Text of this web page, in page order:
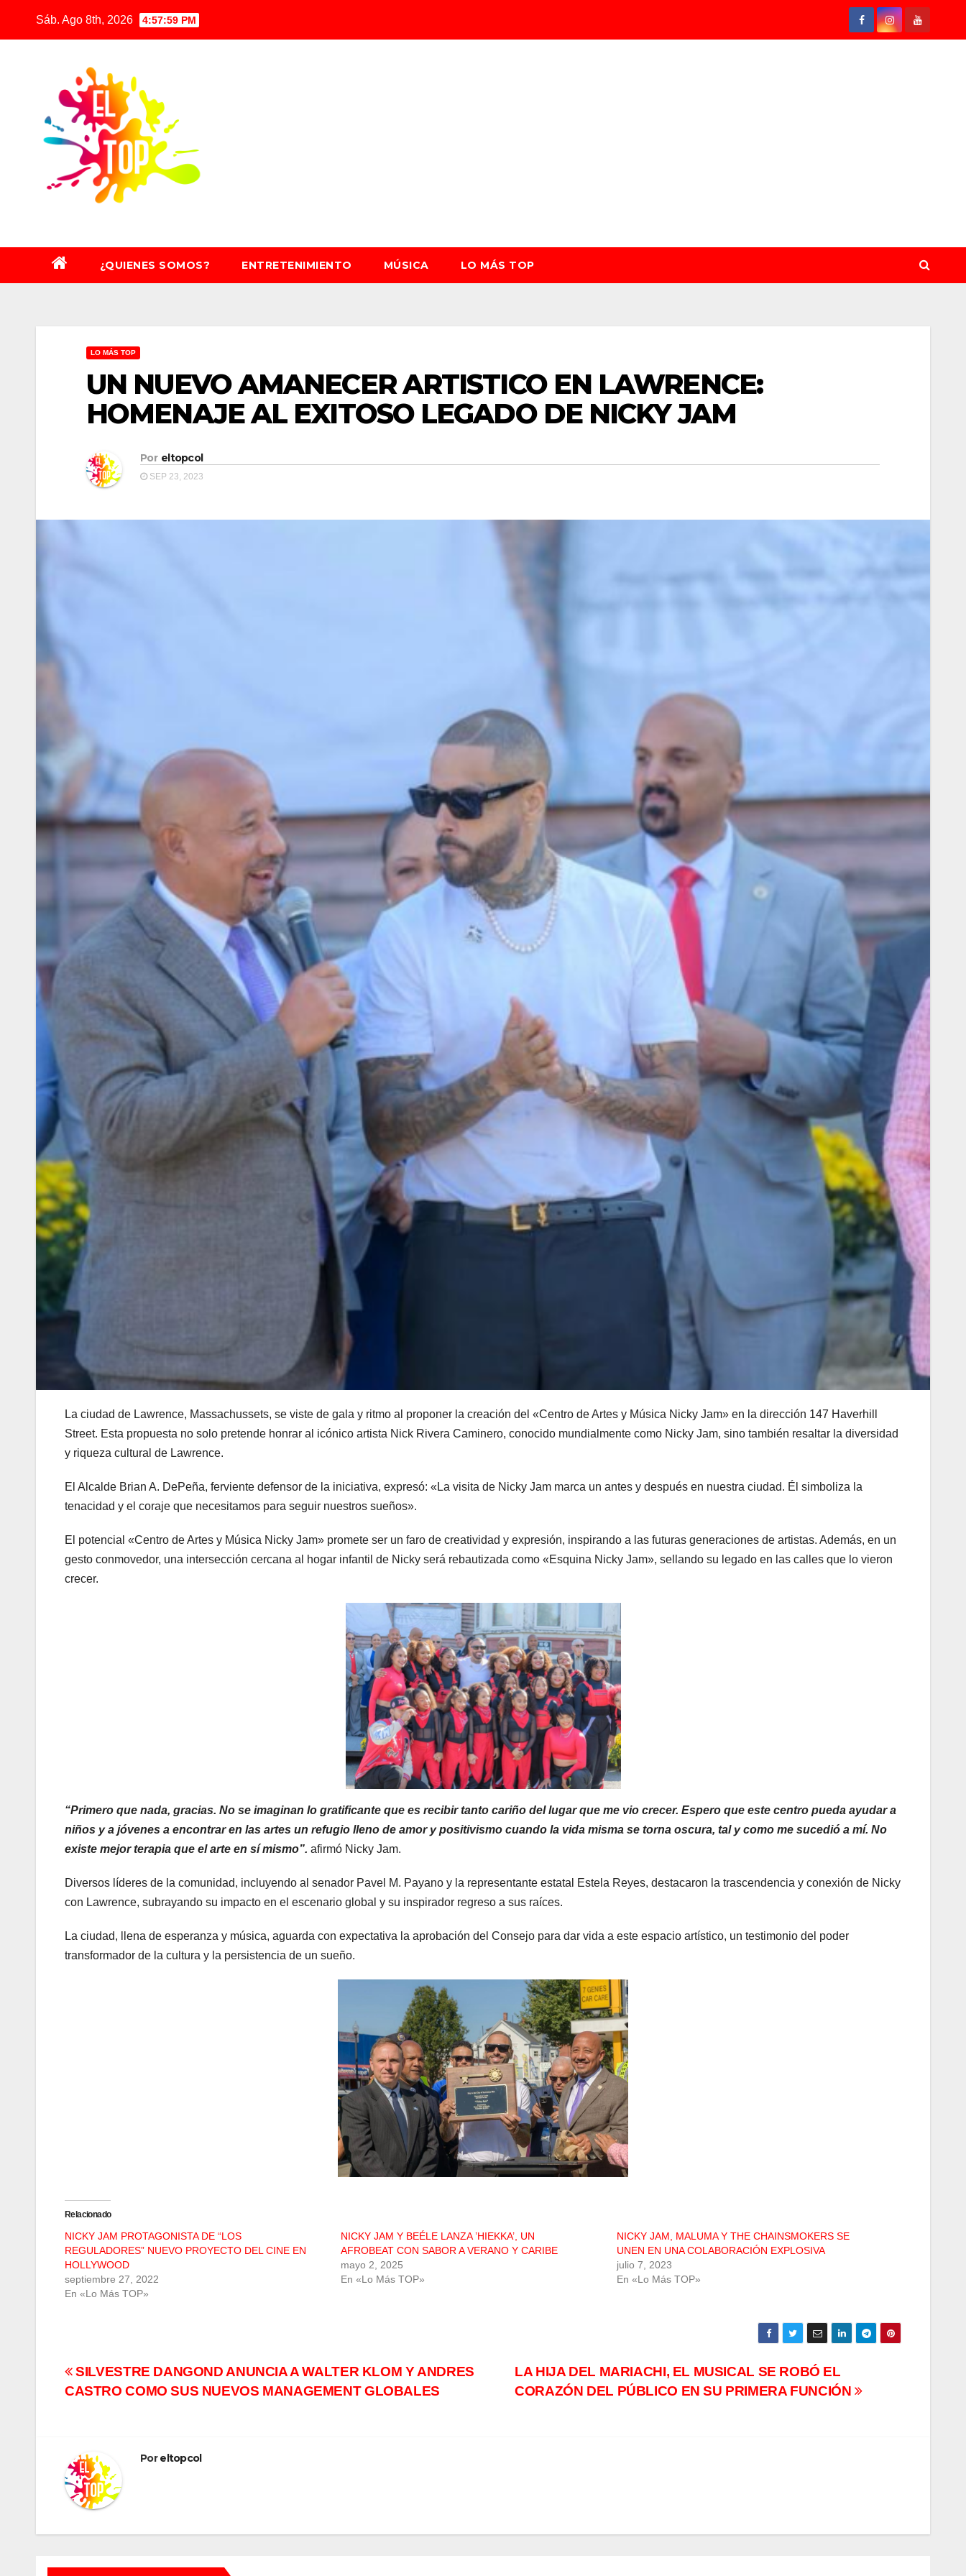
Sáb. Ago 8th, 2026 4:58:00 PM
¿QUIENES SOMOS? ENTRETENIMIENTO MÚSICA LO MÁS TOP
LO MÁS TOP
UN NUEVO AMANECER ARTISTICO EN LAWRENCE:
HOMENAJE AL EXITOSO LEGADO DE NICKY JAM
Por eltopcol
SEP 23, 2023
La ciudad de Lawrence, Massachussets, se viste de gala y ritmo al proponer la creación del «Centro de Artes y Música Nicky Jam» en la dirección 147 Haverhill
Street. Esta propuesta no solo pretende honrar al icónico artista Nick Rivera Caminero, conocido mundialmente como Nicky Jam, sino también resaltar la diversidad
y riqueza cultural de Lawrence.
El Alcalde Brian A. DePeña, ferviente defensor de la iniciativa, expresó: «La visita de Nicky Jam marca un antes y después en nuestra ciudad. Él simboliza la
tenacidad y el coraje que necesitamos para seguir nuestros sueños».
El potencial «Centro de Artes y Música Nicky Jam» promete ser un faro de creatividad y expresión, inspirando a las futuras generaciones de artistas. Además, en un
gesto conmovedor, una intersección cercana al hogar infantil de Nicky será rebautizada como «Esquina Nicky Jam», sellando su legado en las calles que lo vieron
crecer.
“Primero que nada, gracias. No se imaginan lo gratificante que es recibir tanto cariño del lugar que me vio crecer. Espero que este centro pueda ayudar a
niños y a jóvenes a encontrar en las artes un refugio lleno de amor y positivismo cuando la vida misma se torna oscura, tal y como me sucedió a mí. No
existe mejor terapia que el arte en sí mismo”. afirmó Nicky Jam.
Diversos líderes de la comunidad, incluyendo al senador Pavel M. Payano y la representante estatal Estela Reyes, destacaron la trascendencia y conexión de Nicky
con Lawrence, subrayando su impacto en el escenario global y su inspirador regreso a sus raíces.
La ciudad, llena de esperanza y música, aguarda con expectativa la aprobación del Consejo para dar vida a este espacio artístico, un testimonio del poder
transformador de la cultura y la persistencia de un sueño.
Relacionado
NICKY JAM PROTAGONISTA DE “LOS
REGULADORES” NUEVO PROYECTO DEL CINE EN
HOLLYWOOD
septiembre 27, 2022
En «Lo Más TOP»
NICKY JAM Y BEÉLE LANZA ’HIEKKA’, UN
AFROBEAT CON SABOR A VERANO Y CARIBE
mayo 2, 2025
En «Lo Más TOP»
NICKY JAM, MALUMA Y THE CHAINSMOKERS SE
UNEN EN UNA COLABORACIÓN EXPLOSIVA
julio 7, 2023
En «Lo Más TOP»
Navegación
LA HIJA DEL MARIACHI, EL MUSICAL SE ROBÓ EL
CORAZÓN DEL PÚBLICO EN SU PRIMERA FUNCIÓN
SILVESTRE DANGOND ANUNCIA A WALTER KLOM Y ANDRES
CASTRO COMO SUS NUEVOS MANAGEMENT GLOBALES
Poreltopcol